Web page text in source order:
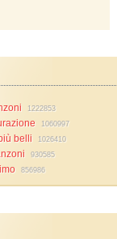
1222853
1060997
belli 1026410
930585
856986